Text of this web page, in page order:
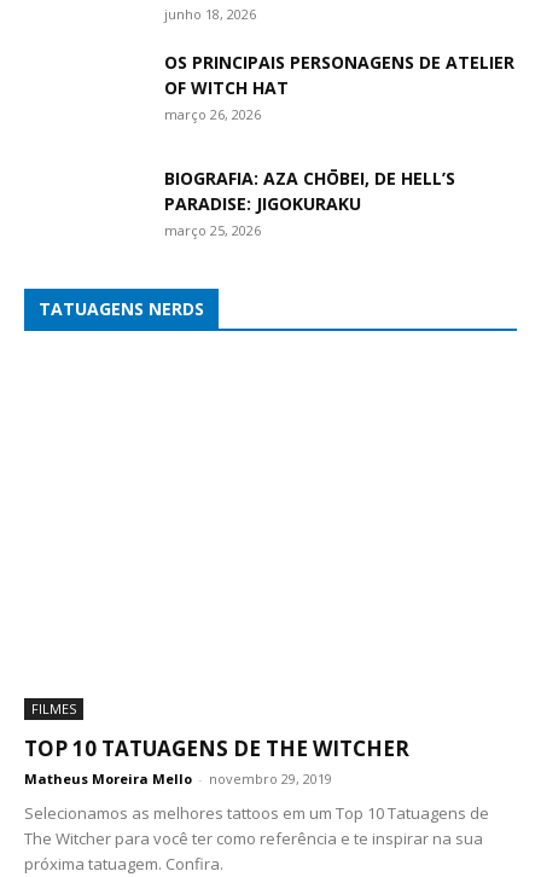
junho 18, 2026
OS PRINCIPAIS PERSONAGENS DE ATELIER
OF WITCH HAT
março 26, 2026
BIOGRAFIA: AZA CHŌBEI, DE HELL’S
PARADISE: JIGOKURAKU
março 25, 2026
TATUAGENS NERDS
FILMES
TOP 10 TATUAGENS DE THE WITCHER
Matheus Moreira Mello - novembro 29, 2019
Selecionamos as melhores tattoos em um Top 10 Tatuagens de
The Witcher para você ter como referência e te inspirar na sua
próxima tatuagem. Confira.